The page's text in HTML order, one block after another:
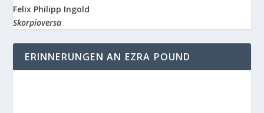
Felix Philipp Ingold
Skorpioversa
ERINNERUNGEN AN EZRA POUND